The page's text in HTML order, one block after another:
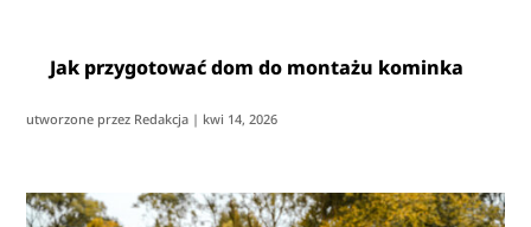
Jak przygotować dom do montażu kominka
utworzone przez Redakcja | kwi 14, 2026